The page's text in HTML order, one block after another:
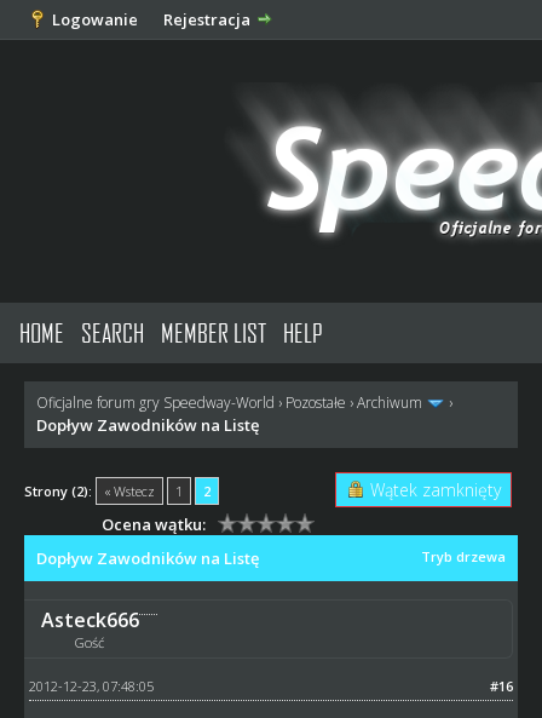
Logowanie Rejestracja
HOME SEARCH MEMBER LIST HELP
Oficjalne forum gry Speedway-World › Pozostałe ›Archiwum ›
Dopływ Zawodników na Listę
Strony (2): « Wstecz 1 2 Wątek zamknięty
Ocena wątku:
Tryb drzewa
Dopływ Zawodników na Listę
Asteck666
Gość
#16
2012-12-23, 07:48:05